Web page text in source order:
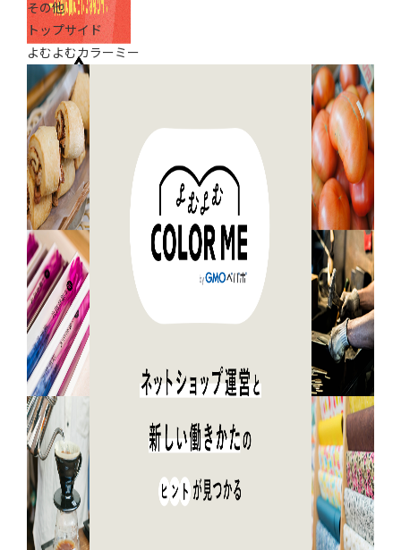
その他
トップサイド
よむよむカラーミー